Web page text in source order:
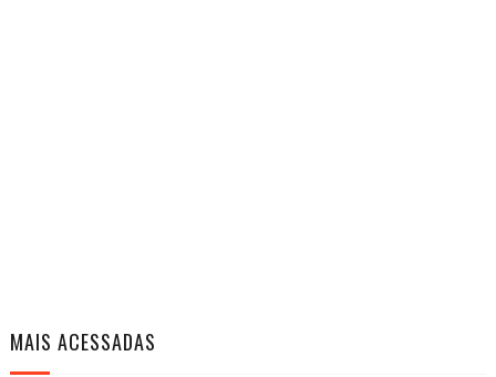
MAIS ACESSADAS